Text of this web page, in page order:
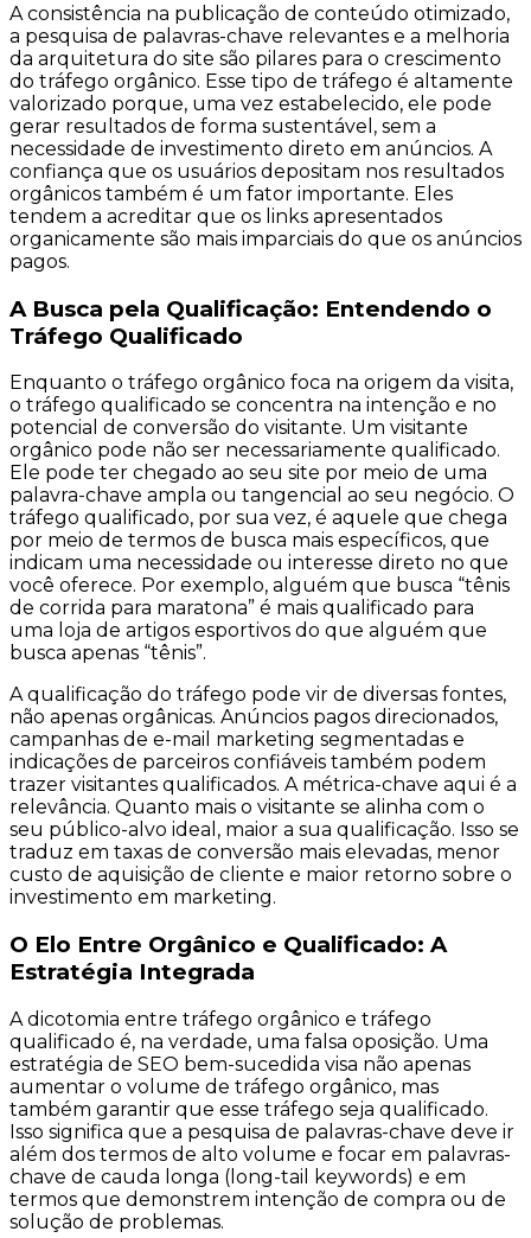
A consistência na publicação de conteúdo otimizado,
a pesquisa de palavras-chave relevantes e a melhoria
da arquitetura do site são pilares para o crescimento
do tráfego orgânico. Esse tipo de tráfego é altamente
valorizado porque, uma vez estabelecido, ele pode
gerar resultados de forma sustentável, sem a
necessidade de investimento direto em anúncios. A
confiança que os usuários depositam nos resultados
orgânicos também é um fator importante. Eles
tendem a acreditar que os links apresentados
organicamente são mais imparciais do que os anúncios
pagos.
A Busca pela Qualificação: Entendendo o
Tráfego Qualificado
Enquanto o tráfego orgânico foca na origem da visita,
o tráfego qualificado se concentra na intenção e no
potencial de conversão do visitante. Um visitante
orgânico pode não ser necessariamente qualificado.
Ele pode ter chegado ao seu site por meio de uma
palavra-chave ampla ou tangencial ao seu negócio. O
tráfego qualificado, por sua vez, é aquele que chega
por meio de termos de busca mais específicos, que
indicam uma necessidade ou interesse direto no que
você oferece. Por exemplo, alguém que busca “tênis
de corrida para maratona” é mais qualificado para
uma loja de artigos esportivos do que alguém que
busca apenas “tênis”.
A qualificação do tráfego pode vir de diversas fontes,
não apenas orgânicas. Anúncios pagos direcionados,
campanhas de e-mail marketing segmentadas e
indicações de parceiros confiáveis também podem
trazer visitantes qualificados. A métrica-chave aqui é a
relevância. Quanto mais o visitante se alinha com o
seu público-alvo ideal, maior a sua qualificação. Isso se
traduz em taxas de conversão mais elevadas, menor
custo de aquisição de cliente e maior retorno sobre o
investimento em marketing.
O Elo Entre Orgânico e Qualificado: A
Estratégia Integrada
A dicotomia entre tráfego orgânico e tráfego
qualificado é, na verdade, uma falsa oposição. Uma
estratégia de SEO bem-sucedida visa não apenas
aumentar o volume de tráfego orgânico, mas
também garantir que esse tráfego seja qualificado.
Isso significa que a pesquisa de palavras-chave deve ir
além dos termos de alto volume e focar em palavras-
chave de cauda longa (long-tail keywords) e em
termos que demonstrem intenção de compra ou de
solução de problemas.